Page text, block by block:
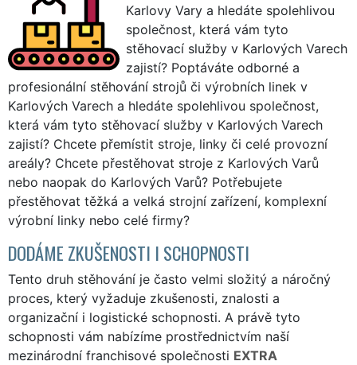
Karlovy Vary a hledáte spolehlivou
společnost, která vám tyto
stěhovací služby v Karlových Varech
zajistí? Poptáváte odborné a
profesionální stěhování strojů či výrobních linek v
Karlových Varech a hledáte spolehlivou společnost,
která vám tyto stěhovací služby v Karlových Varech
zajistí? Chcete přemístit stroje, linky či celé provozní
areály? Chcete přestěhovat stroje z Karlových Varů
nebo naopak do Karlových Varů? Potřebujete
přestěhovat těžká a velká strojní zařízení, komplexní
výrobní linky nebo celé firmy?
DODÁME ZKUŠENOSTI I SCHOPNOSTI
Tento druh stěhování je často velmi složitý a náročný
proces, který vyžaduje zkušenosti, znalosti a
organizační i logistické schopnosti. A právě tyto
schopnosti vám nabízíme prostřednictvím naší
mezinárodní franchisové společnosti EXTRA